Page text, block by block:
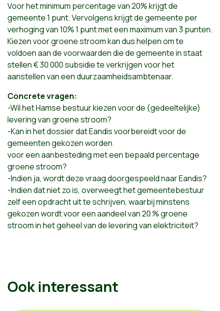
Voor het minimum percentage van 20% krijgt de
gemeente 1 punt. Vervolgens krijgt de gemeente per
verhoging van 10% 1 punt met een maximum van 3 punten.
Kiezen voor groene stroom kan dus helpen om te
voldoen aan de voorwaarden die de gemeente in staat
stellen € 30 000 subsidie te verkrijgen voor het
aanstellen van een duurzaamheidsambtenaar.
Concrete vragen:
-Wil het Hamse bestuur kiezen voor de (gedeeltelijke)
levering van groene stroom?
-Kan in het dossier dat Eandis voorbereidt voor de
gemeenten gekozen worden
voor een aanbesteding met een bepaald percentage
groene stroom?
-Indien ja, wordt deze vraag doorgespeeld naar Eandis?
-Indien dat niet zo is, overweegt het gemeentebestuur
zelf een opdracht uit te schrijven, waarbij minstens
gekozen wordt voor een aandeel van 20 % groene
stroom in het geheel van de levering van elektriciteit?
Ook interessant